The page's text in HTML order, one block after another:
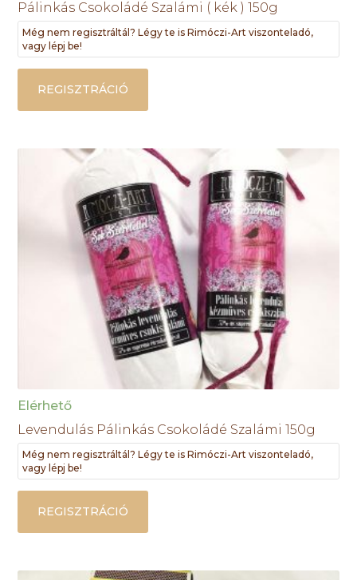
Pálinkás Csokoládé Szalámi ( kék ) 150g
Még nem regisztráltál? Légy te is Rimóczi-Art viszonteladó,
vagy lépj be!
REGISZTRÁCIÓ
Elérhető
Levendulás Pálinkás Csokoládé Szalámi 150g
Még nem regisztráltál? Légy te is Rimóczi-Art viszonteladó,
vagy lépj be!
REGISZTRÁCIÓ